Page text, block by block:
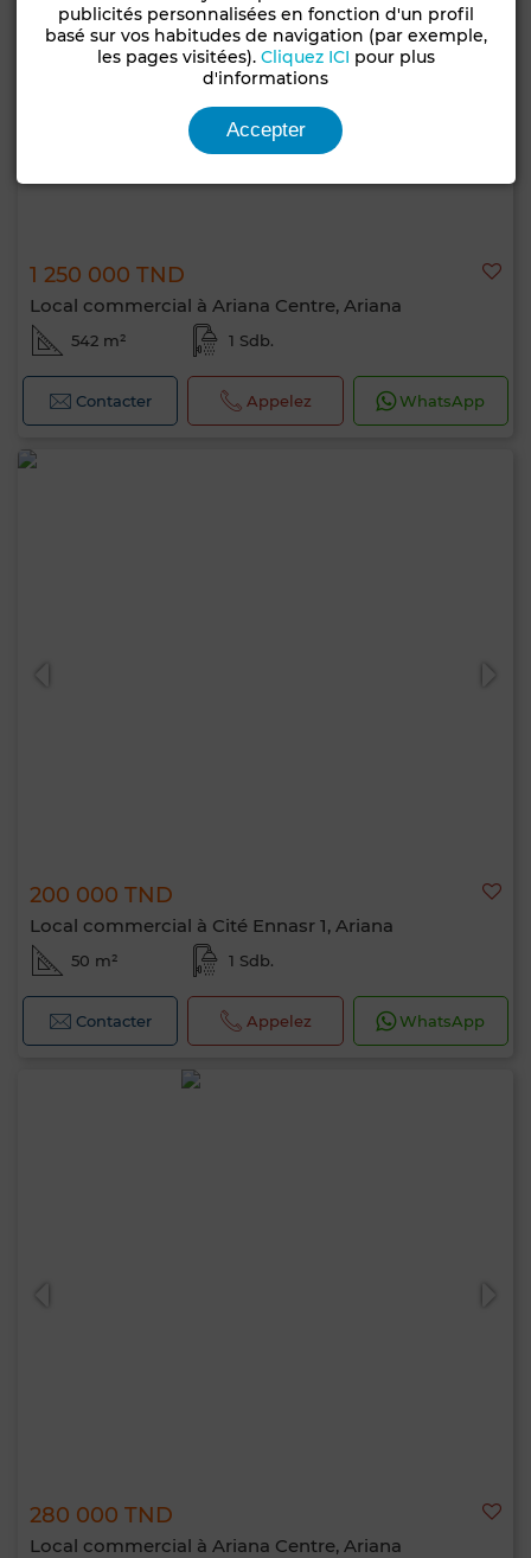
1 250 000 TND
Local commercial à Ariana Centre, Ariana
542 m² 1 Sdb.
Contacter Appelez WhatsApp
200 000 TND
Local commercial à Cité Ennasr 1, Ariana
50 m² 1 Sdb.
Contacter Appelez WhatsApp
280 000 TND
Local commercial à Ariana Centre, Ariana
publicités personnalisées en fonction d'un profil
basé sur vos habitudes de navigation (par exemple,
les pages visitées). Cliquez ICI pour plus
d'informations
Accepter